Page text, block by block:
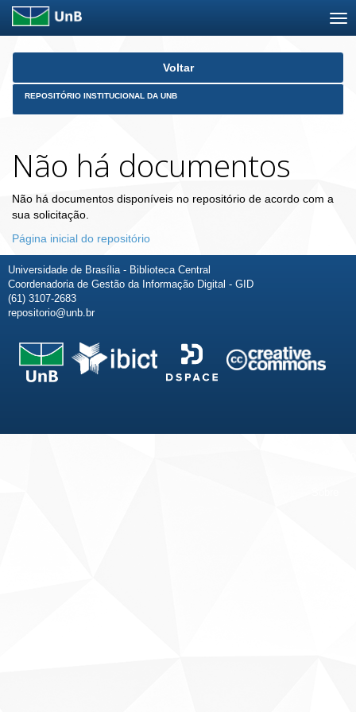
Skip
Voltar
REPOSITÓRIO INSTITUCIONAL DA UNB
Não há documentos
Não há documentos disponíveis no repositório de acordo com a
sua solicitação.
Página inicial do repositório
Universidade de Brasília - Biblioteca Central
Coordenadoria de Gestão da Informação Digital - GID
(61) 3107-2683
repositorio@unb.br